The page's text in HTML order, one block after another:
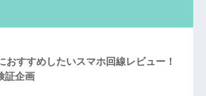
おすすめしたいスマホ回線レビュー！
証企画